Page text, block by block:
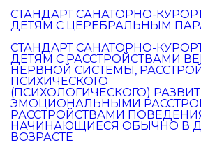
СТАНДАРТ САНАТОРНО-
ДЕТЯМ С ЦЕРЕБРАЛЬНЫМ
СТАНДАРТ САНАТОРНО-
ДЕТЯМ С РАССТРОЙСТВАМИ
НЕРВНОЙ СИСТЕМЫ,
ПСИХИЧЕСКОГО
(ПСИХОЛОГИЧЕСКОГО)
ЭМОЦИОНАЛЬНЫМИ
РАССТРОЙСТВАМИ
НАЧИНАЮЩИЕСЯ ОБЫЧНО В
ВОЗРАСТЕ